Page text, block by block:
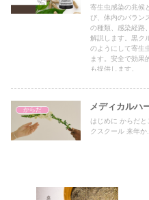
寄生虫感染の兆候
び、体内のバラン
の種類、感染経路
解説します。黒ク
のようにして寄生
ます。安全で効果
も提供します。
からだ メディカルハ
はじめに からだ
クスクール 来年か